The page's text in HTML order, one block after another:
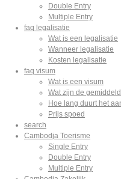
Double Entry
Multiple Entry
faq legalisatie
Wat is een legalisatie
Wanneer legalisatie
Kosten legalisatie
faq visum
Wat is een visum
Wat zijn de
Hoe lang duurt het
Prijs spoed
search
Cambodja Toerisme
Single Entry
Double Entry
Multiple Entry